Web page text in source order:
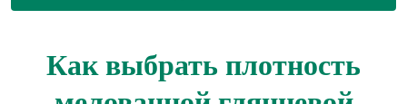
Как выбрать плотность